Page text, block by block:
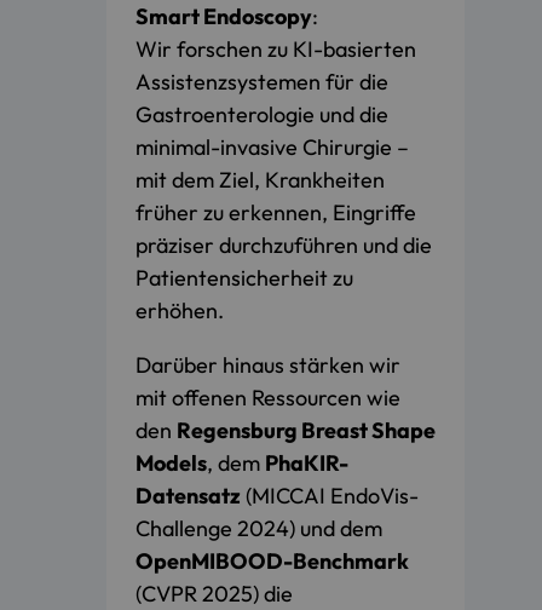
Smart Endoscopy:
Wir forschen zu KI-basierten
Assistenzsystemen für die
Gastroenterologie und die
minimal-invasive Chirurgie –
mit dem Ziel, Krankheiten
früher zu erkennen, Eingriffe
präziser durchzuführen und die
Patientensicherheit zu
erhöhen.
Darüber hinaus stärken wir
mit offenen Ressourcen wie
den Regensburg Breast Shape
Models, dem PhaKIR-
Datensatz (MICCAI EndoVis-
Challenge 2024) und dem
OpenMIBOOD-Benchmark
(CVPR 2025) die